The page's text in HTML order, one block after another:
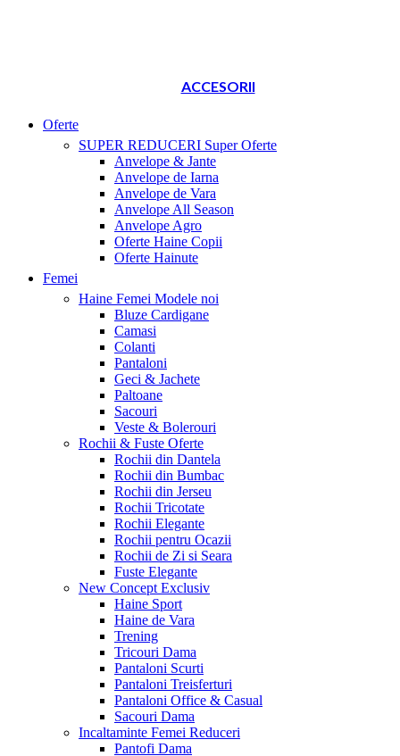
ACCESORII
Oferte
SUPER REDUCERI Super Oferte
Anvelope & Jante
Anvelope de Iarna
Anvelope de Vara
Anvelope All Season
Anvelope Agro
Oferte Haine Copii
Oferte Hainute
Femei
Haine Femei Modele noi
Bluze Cardigane
Camasi
Colanti
Pantaloni
Geci & Jachete
Paltoane
Sacouri
Veste & Bolerouri
Rochii & Fuste Oferte
Rochii din Dantela
Rochii din Bumbac
Rochii din Jerseu
Rochii Tricotate
Rochii Elegante
Rochii pentru Ocazii
Rochii de Zi si Seara
Fuste Elegante
New Concept Exclusiv
Haine Sport
Haine de Vara
Trening
Tricouri Dama
Pantaloni Scurti
Pantaloni Treisferturi
Pantaloni Office & Casual
Sacouri Dama
Incaltaminte Femei Reduceri
Pantofi Dama